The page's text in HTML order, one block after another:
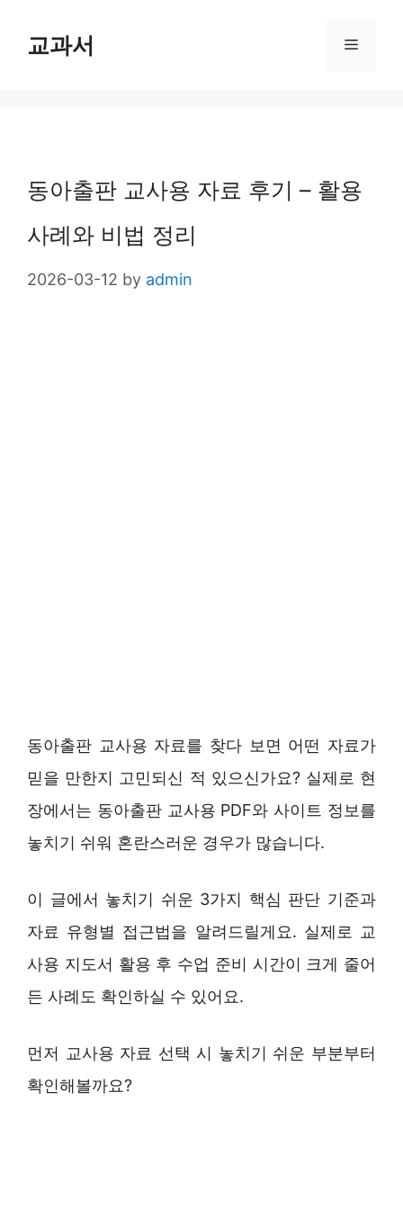
교과서 Menu
동아출판 교사용 자료 후기 – 활용
사례와 비법 정리
2026-03-12 by admin
동아출판 교사용 자료를 찾다 보면 어떤 자료가
믿을 만한지 고민되신 적 있으신가요? 실제로 현
장에서는 동아출판 교사용 PDF와 사이트 정보를
놓치기 쉬워 혼란스러운 경우가 많습니다.
이 글에서 놓치기 쉬운 3가지 핵심 판단 기준과
자료 유형별 접근법을 알려드릴게요. 실제로 교
사용 지도서 활용 후 수업 준비 시간이 크게 줄어
든 사례도 확인하실 수 있어요.
먼저 교사용 자료 선택 시 놓치기 쉬운 부분부터
확인해볼까요?